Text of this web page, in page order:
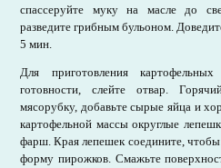
спассеруйте муку на масле до
разведите грибным бульоном.
5 мин.
Для приготовления
готовности, слейте отвар.
мясорубку, добавьте сырые яйца и
картофельной массы округлые
фарш. Края лепешек соедините,
форму пирожков. Смажьте